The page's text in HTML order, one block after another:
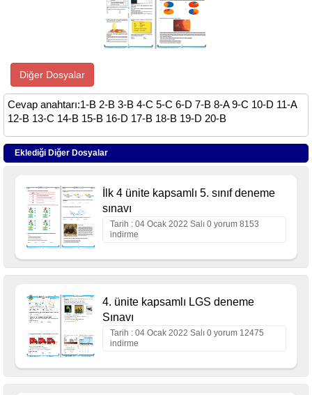
Diğer Dosyalar
Cevap anahtarı:1-B 2-B 3-B 4-C 5-C 6-D 7-B 8-A 9-C 10-D 11-A
12-B 13-C 14-B 15-B 16-D 17-B 18-B 19-D 20-B
Eklediği Diğer Dosyalar
İlk 4 ünite kapsamlı 5. sınıf deneme
sınavı
Tarih : 04 Ocak 2022 Salı 0 yorum 8153
indirme
4. ünite kapsamlı LGS deneme
Sınavı
Tarih : 04 Ocak 2022 Salı 0 yorum 12475
indirme